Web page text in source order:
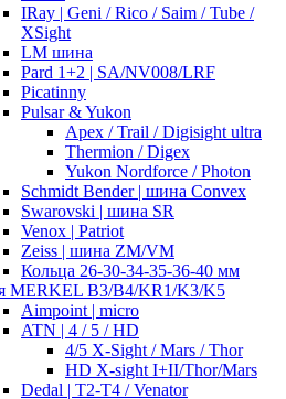
IRay | Geni / Rico / Saim / Tube /
XSight
LM шина
Pard 1+2 | SA/NV008/LRF
Picatinny
Pulsar & Yukon
Apex / Trail / Digisight ultra
Thermion / Digex
Yukon Nordforce / Photon
Schmidt Bender | шина Convex
Swarovski | шина SR
Venox | Patriot
Zeiss | шина ZM/VM
Кольца 26-30-34-35-36-40 мм
MERKEL B3/B4/KR1/K3/K5
Aimpoint | micro
ATN | 4 / 5 / HD
4/5 X-Sight / Mars / Thor
HD X-sight I+II/Thor/Mars
Dedal | T2-T4 / Venator